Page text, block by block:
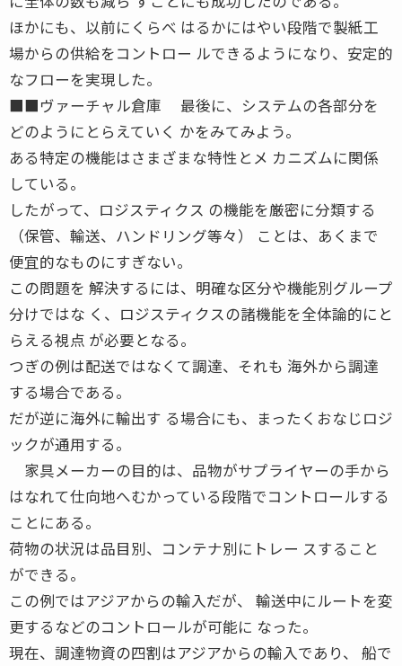
ほかにも、以前にくらべ はるかにはやい段階で製紙工
場からの供給をコントロー ルできるようになり、安定的
なフローを実現した。
■■ヴァーチャル倉庫 最後に、システムの各部分を
どのようにとらえていく かをみてみよう。
ある特定の機能はさまざまな特性とメ カニズムに関係
している。
したがって、ロジスティクス の機能を厳密に分類する
（保管、輸送、ハンドリング等々） ことは、あくまで
便宜的なものにすぎない。
この問題を 解決するには、明確な区分や機能別グループ
分けではな く、ロジスティクスの諸機能を全体論的にと
らえる視点 が必要となる。
つぎの例は配送ではなくて調達、それも 海外から調達
する場合である。
だが逆に海外に輸出す る場合にも、まったくおなじロジ
ックが通用する。
家具メーカーの目的は、品物がサプライヤーの手から
はなれて仕向地へむかっている段階でコントロールする
ことにある。
荷物の状況は品目別、コンテナ別にトレー スすること
ができる。
この例ではアジアからの輸入だが、 輸送中にルートを変
更するなどのコントロールが可能に なった。
現在、調達物資の四割はアジアからの輸入であり、 船で